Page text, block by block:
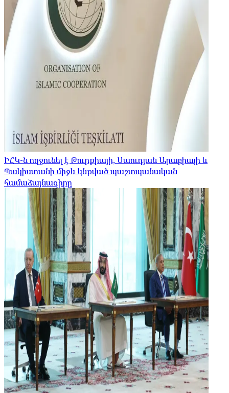
ԻՀԿ-ն ողջունել է Թուրքիայի, Սաուդյան Արաբիայի և
Պակիստանի միջև կնքված պաշտպանական
համաձայնագիրը